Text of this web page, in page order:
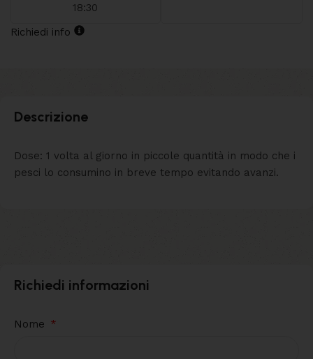
18:30
Richiedi info
Descrizione
Dose: 1 volta al giorno in piccole quantità in modo che i
pesci lo consumino in breve tempo evitando avanzi.
Richiedi informazioni
Nome